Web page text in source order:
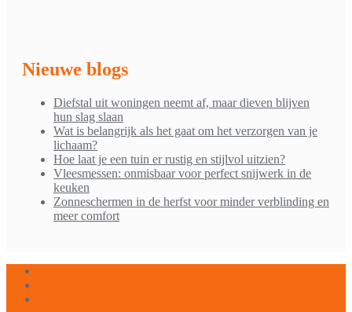
Nieuwe blogs
Diefstal uit woningen neemt af, maar dieven blijven
hun slag slaan
Wat is belangrijk als het gaat om het verzorgen van je
lichaam?
Hoe laat je een tuin er rustig en stijlvol uitzien?
Vleesmessen: onmisbaar voor perfect snijwerk in de
keuken
Zonneschermen in de herfst voor minder verblinding en
meer comfort